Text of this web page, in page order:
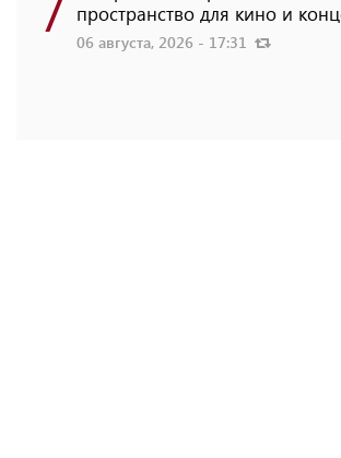
пространство для кино и
06 августа, 2026 - 17:31